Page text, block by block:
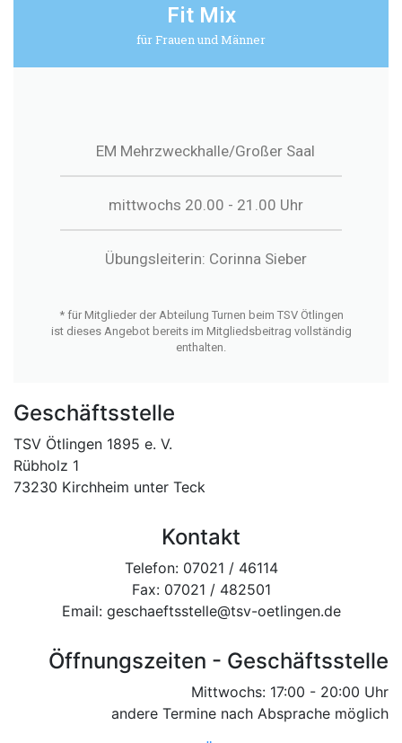
Fit Mix
für Frauen und Männer
EM Mehrzweckhalle/Großer Saal
mittwochs 20.00 - 21.00 Uhr
Übungsleiterin: Corinna Sieber
* für Mitglieder der Abteilung Turnen beim TSV Ötlingen
ist dieses Angebot bereits im Mitgliedsbeitrag vollständig
enthalten.
Geschäftsstelle
TSV Ötlingen 1895 e. V.
Rübholz 1
73230 Kirchheim unter Teck
Kontakt
Telefon: 07021 / 46114
Fax: 07021 / 482501
Email: geschaeftsstelle@tsv-oetlingen.de
Öffnungszeiten - Geschäftsstelle
Mittwochs: 17:00 - 20:00 Uhr
andere Termine nach Absprache möglich